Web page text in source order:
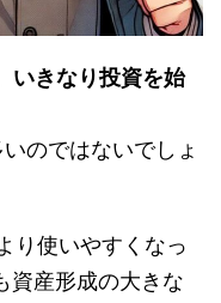
いきなり投資を始
のではないでしょ
り使いやすくなっ
資産形成の大きな